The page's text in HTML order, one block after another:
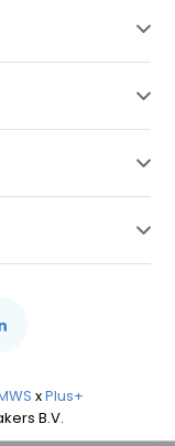
xPlus+
B.V.